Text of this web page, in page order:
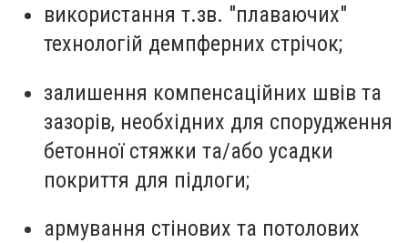
використання т.зв. "плаваючих"
технологій демпферних стрічок;
залишення компенсаційних швів та
зазорів, необхідних для спорудження
бетонної стяжки та/або усадки
покриття для підлоги;
армування стінових та потолових